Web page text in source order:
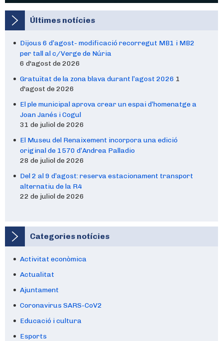
Últimes notícies
Dijous 6 d’agost- modificació recorregut MB1 i MB2
per tall al c/Verge de Núria
6 d'agost de 2026
Gratuïtat de la zona blava durant l’agost 2026 1
d'agost de 2026
El ple municipal aprova crear un espai d’homenatge a
Joan Janés i Cogul
31 de juliol de 2026
El Museu del Renaixement incorpora una edició
original de 1570 d’Andrea Palladio
28 de juliol de 2026
Del 2 al 9 d’agost: reserva estacionament transport
alternatiu de la R4
22 de juliol de 2026
Categories notícies
Activitat econòmica
Actualitat
Ajuntament
Coronavirus SARS-CoV2
Educació i cultura
Esports